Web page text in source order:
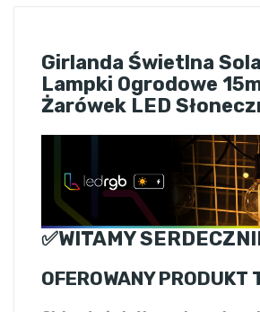
Girlanda Świetlna
Lampki Ogrodowe
Żarówek LED
✅WITAMY
OFEROWANY PRODUKT